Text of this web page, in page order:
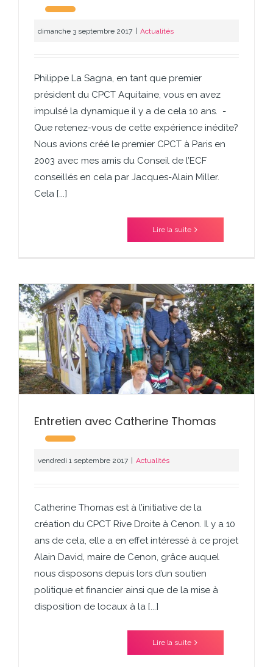
dimanche 3 septembre 2017 | Actualités
Philippe La Sagna, en tant que premier
président du CPCT Aquitaine, vous en avez
impulsé la dynamique il y a de cela 10 ans. -
Que retenez-vous de cette expérience inédite?
Nous avions créé le premier CPCT à Paris en
2003 avec mes amis du Conseil de l’ECF
conseillés en cela par Jacques-Alain Miller.
Cela [...]
Lire la suite
Entretien avec Catherine Thomas
vendredi 1 septembre 2017 | Actualités
Catherine Thomas est à l’initiative de la
création du CPCT Rive Droite à Cenon. Il y a 10
ans de cela, elle a en effet intéressé à ce projet
Alain David, maire de Cenon, grâce auquel
nous disposons depuis lors d’un soutien
politique et financier ainsi que de la mise à
disposition de locaux à la [...]
Lire la suite